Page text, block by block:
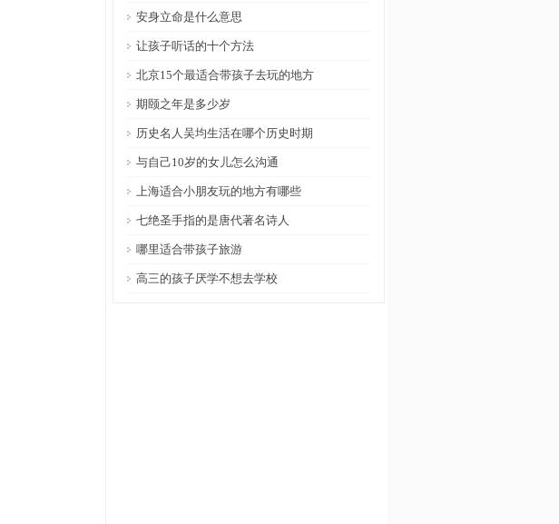
安身立命是什么意思
让孩子听话的十个方法
北京15个最适合带孩子去玩的地方
期颐之年是多少岁
历史名人吴均生活在哪个历史时期
与自己10岁的女儿怎么沟通
上海适合小朋友玩的地方有哪些
七绝圣手指的是唐代著名诗人
哪里适合带孩子旅游
高三的孩子厌学不想去学校